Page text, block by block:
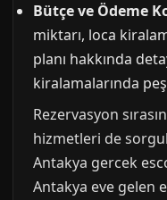
Bütçe ve Ödeme
miktarı, loca
planı hakkında
kiralamalarında
Rezervasyon
hizmetleri de
Antakya gercek
Antakya eve gelen